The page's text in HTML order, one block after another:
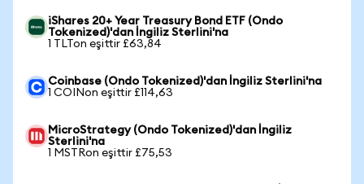
iShares 20+ Year Treasury Bond ETF (Ondo
Tokenized)'dan İngiliz Sterlini'na
1 TLTon eşittir £63,84
Coinbase (Ondo Tokenized)'dan İngiliz Sterlini'na
1 COINon eşittir £114,63
MicroStrategy (Ondo Tokenized)'dan İngiliz
Sterlini'na
1 MSTRon eşittir £75,53